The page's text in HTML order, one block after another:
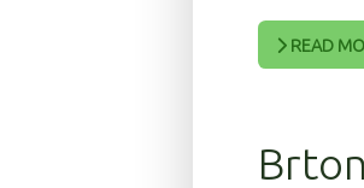
READ